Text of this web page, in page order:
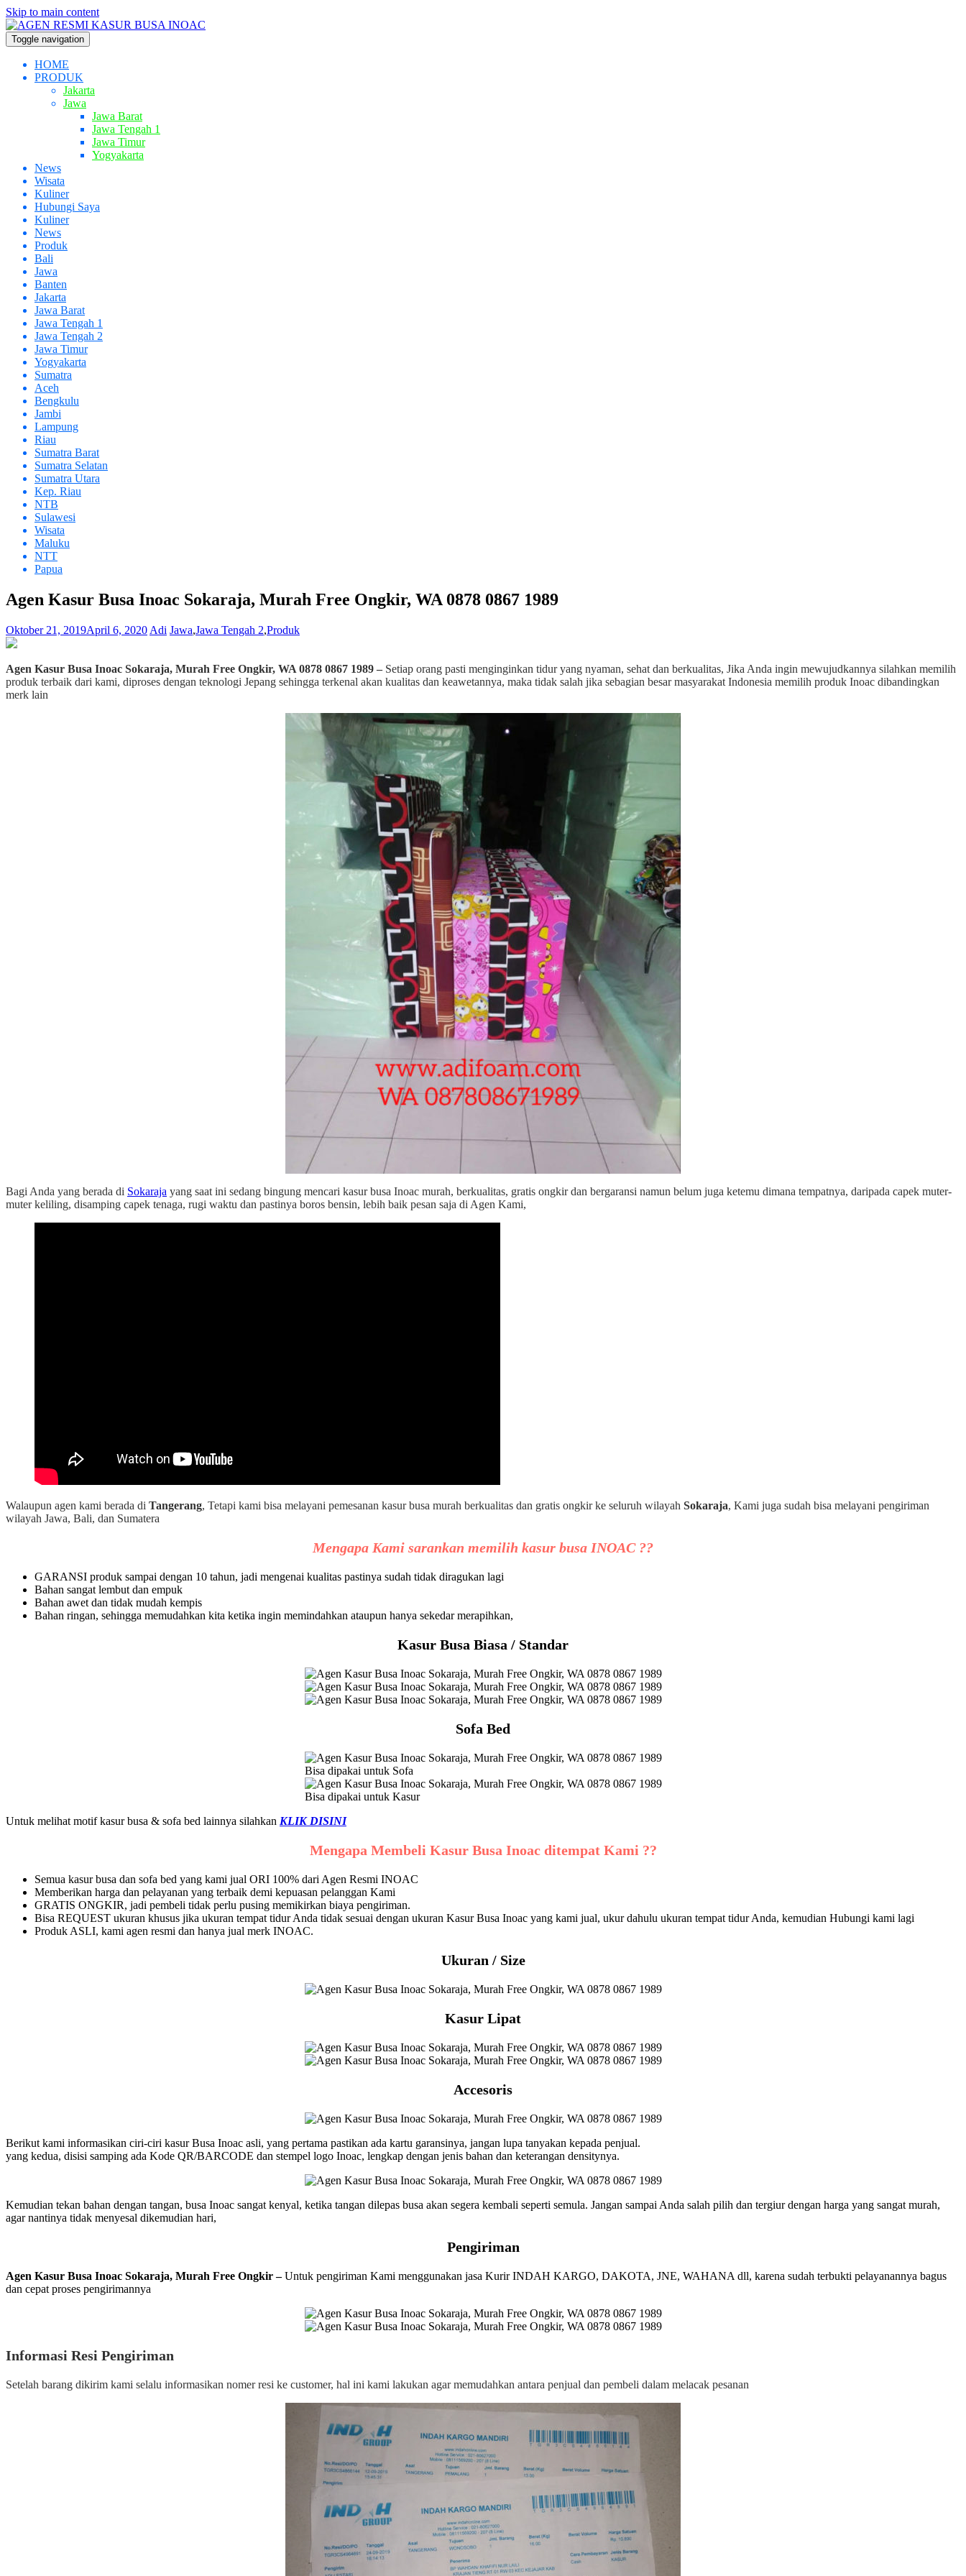
Skip to main content
Toggle navigation
HOME
PRODUK
Jakarta
Jawa
Jawa Barat
Jawa Tengah 1
Jawa Timur
Yogyakarta
News
Wisata
Kuliner
Hubungi Saya
Kuliner
News
Produk
Bali
Jawa
Banten
Jakarta
Jawa Barat
Jawa Tengah 1
Jawa Tengah 2
Jawa Timur
Yogyakarta
Sumatra
Aceh
Bengkulu
Jambi
Lampung
Riau
Sumatra Barat
Sumatra Selatan
Sumatra Utara
Kep. Riau
NTB
Sulawesi
Wisata
Maluku
NTT
Papua
Agen Kasur Busa Inoac Sokaraja, Murah Free Ongkir, WA 0878 0867 1989
Oktober 21, 2019April 6, 2020 Adi Jawa,Jawa Tengah 2,Produk
Agen Kasur Busa Inoac Sokaraja, Murah Free Ongkir, WA 0878 0867 1989 – Setiap orang pasti menginginkan tidur yang nyaman, sehat dan berkualitas, Jika Anda ingin mewujudkannya silahkan memilih
produk terbaik dari kami, diproses dengan teknologi Jepang sehingga terkenal akan kualitas dan keawetannya, maka tidak salah jika sebagian besar masyarakat Indonesia memilih produk Inoac dibandingkan
merk lain
Bagi Anda yang berada di Sokaraja yang saat ini sedang bingung mencari kasur busa Inoac murah, berkualitas, gratis ongkir dan bergaransi namun belum juga ketemu dimana tempatnya, daripada capek muter-
muter keliling, disamping capek tenaga, rugi waktu dan pastinya boros bensin, lebih baik pesan saja di Agen Kami,
Walaupun agen kami berada di Tangerang, Tetapi kami bisa melayani pemesanan kasur busa murah berkualitas dan gratis ongkir ke seluruh wilayah Sokaraja, Kami juga sudah bisa melayani pengiriman
wilayah Jawa, Bali, dan Sumatera
Mengapa Kami sarankan memilih kasur busa INOAC ??
GARANSI produk sampai dengan 10 tahun, jadi mengenai kualitas pastinya sudah tidak diragukan lagi
Bahan sangat lembut dan empuk
Bahan awet dan tidak mudah kempis
Bahan ringan, sehingga memudahkan kita ketika ingin memindahkan ataupun hanya sekedar merapihkan,
Kasur Busa Biasa / Standar
Sofa Bed
Bisa dipakai untuk Sofa
Bisa dipakai untuk Kasur
Untuk melihat motif kasur busa & sofa bed lainnya silahkan KLIK DISINI
Mengapa Membeli Kasur Busa Inoac ditempat Kami ??
Semua kasur busa dan sofa bed yang kami jual ORI 100% dari Agen Resmi INOAC
Memberikan harga dan pelayanan yang terbaik demi kepuasan pelanggan Kami
GRATIS ONGKIR, jadi pembeli tidak perlu pusing memikirkan biaya pengiriman.
Bisa REQUEST ukuran khusus jika ukuran tempat tidur Anda tidak sesuai dengan ukuran Kasur Busa Inoac yang kami jual, ukur dahulu ukuran tempat tidur Anda, kemudian Hubungi kami lagi
Produk ASLI, kami agen resmi dan hanya jual merk INOAC.
Ukuran / Size
Kasur Lipat
Accesoris
Berikut kami informasikan ciri-ciri kasur Busa Inoac asli, yang pertama pastikan ada kartu garansinya, jangan lupa tanyakan kepada penjual.
yang kedua, disisi samping ada Kode QR/BARCODE dan stempel logo Inoac, lengkap dengan jenis bahan dan keterangan densitynya.
Kemudian tekan bahan dengan tangan, busa Inoac sangat kenyal, ketika tangan dilepas busa akan segera kembali seperti semula. Jangan sampai Anda salah pilih dan tergiur dengan harga yang sangat murah,
agar nantinya tidak menyesal dikemudian hari,
Pengiriman
Agen Kasur Busa Inoac Sokaraja, Murah Free Ongkir –Untuk pengiriman Kami menggunakan jasa Kurir INDAH KARGO, DAKOTA, JNE, WAHANA dll, karena sudah terbukti pelayanannya bagus
dan cepat proses pengirimannya
Informasi Resi Pengiriman
Setelah barang dikirim kami selalu informasikan nomer resi ke customer, hal ini kami lakukan agar memudahkan antara penjual dan pembeli dalam melacak pesanan